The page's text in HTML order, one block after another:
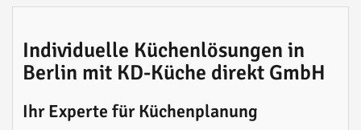
Individuelle Küchenlösungen in
Berlin mit KD-Küche direkt GmbH
Ihr Experte für Küchenplanung